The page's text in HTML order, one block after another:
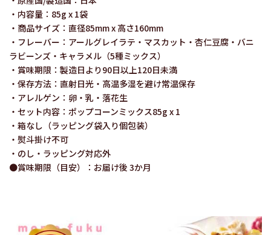
・内容量：85g x 1袋
・商品サイズ：直径85mm x 高さ160mm
・フレーバー：アールグレイラテ・マスカット・杏仁豆腐・バニ
ラビーンズ・キャラメル（5種ミックス）
・賞味期限：製造日より90日以上120日未満
・保存方法：直射日光・高温多湿を避け常温保存
・アレルゲン：卵・乳・落花生
・セット内容：ポップコーンミックス85g x 1
・箱なし（ラッピング袋入り個包装）
・熨斗掛け不可
・のし・ラッピング対応外
●賞味期限（目安）：お届け後 3か月